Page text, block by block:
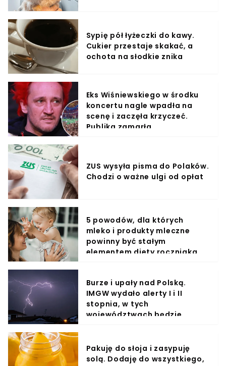
Sypię pół łyżeczki do kawy.
Cukier przestaje skakać, a
ochota na słodkie znika
Eks Wiśniewskiego w środku
koncertu nagle wpadła na
scenę i zaczęła krzyczeć.
Publika zamarła
ZUS wysyła pisma do Polaków.
Chodzi o ważne ulgi od opłat
5 powodów, dla których
mleko i produkty mleczne
powinny być stałym
elementem diety roczniaka
Burze i upały nad Polską.
IMGW wydało alerty I i II
stopnia, w tych
województwach będzie
Pakuję do słoja i zasypuję
solą. Dodaję do wszystkiego,